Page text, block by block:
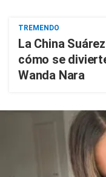
TREMENDO
La China
cómo se
Wanda Nara